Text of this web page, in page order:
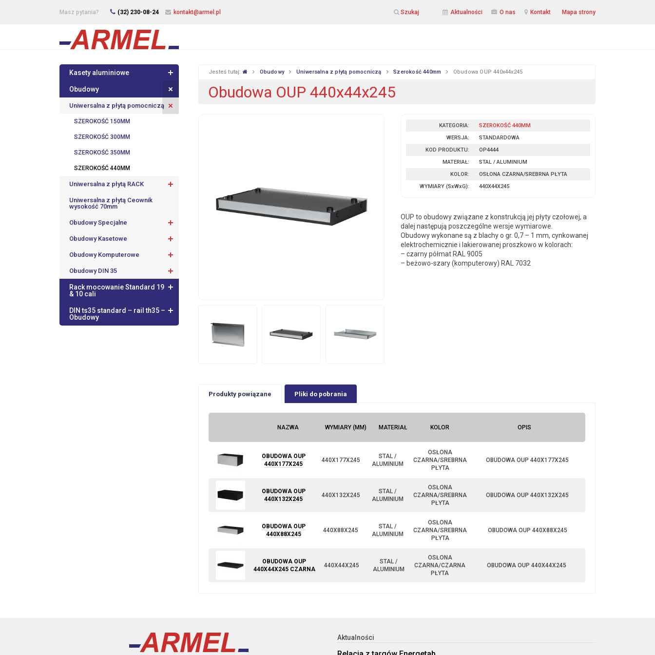
Masz pytania? (32) 230-08-24 kontakt@armel.pl Szukaj Aktualności O nas Kontakt Mapa strony
Kasety aluminiowe
Obudowy
Uniwersalna z płytą pomocniczą
SZEROKOŚĆ 150MM
SZEROKOŚĆ 300MM
SZEROKOŚĆ 350MM
SZEROKOŚĆ 440MM
Uniwersalna z płytą RACK
Uniwersalna z płytą Ceownik
wysokość 70mm
Obudowy Specjalne
Obudowy Kasetowe
Obudowy Komputerowe
Obudowy DIN 35
Rack mocowanie Standard 19
& 10 cali
DIN ts35 standard – rail th35 –
Obudowy
Jesteś tutaj: Obudowy Uniwersalna z płytą pomocniczą Szerokość 440mm Obudowa OUP 440x44x245
Obudowa OUP 440x44x245
KATEGORIA:
SZEROKOŚĆ 440MM
WERSJA:
STANDARDOWA
KOD PRODUKTU:
OP4444
MATERIAŁ:
STAL / ALUMINIUM
KOLOR:
OSŁONA CZARNA/SREBRNA PŁYTA
WYMIARY (SxWxG): 440X44X245
OUP to obudowy związane z konstrukcją jej płyty czołowej, a
dalej następują poszczególne wersje wymiarowe.
Obudowy wykonane są z blachy o gr. 0,7 – 1 mm, cynkowanej
elektrochemicznie i lakierowanej proszkowo w kolorach:
– czarny półmat RAL 9005
– beżowo-szary (komputerowy) RAL 7032
Produkty powiązane Pliki do pobrania
NAZWA WYMIARY (MM) MATERIAŁ KOLOR OPIS
OBUDOWA OUP
440X177X245
440X177X245
STAL /
ALUMINIUM
OSŁONA
CZARNA/SREBRNA
PŁYTA
OBUDOWA OUP 440X177X245
OBUDOWA OUP
440X132X245
440X132X245
STAL /
ALUMINIUM
OSŁONA
CZARNA/SREBRNA
PŁYTA
OBUDOWA OUP 440X132X245
OBUDOWA OUP
440X88X245
440X88X245
STAL /
ALUMINIUM
OSŁONA
CZARNA/SREBRNA
PŁYTA
OBUDOWA OUP 440X88X245
OBUDOWA OUP
440X44X245 CZARNA
440X44X245
STAL /
ALUMINIUM
OSŁONA
CZARNA/CZARNA
PŁYTA
OBUDOWA OUP 440X44X245
Aktualności